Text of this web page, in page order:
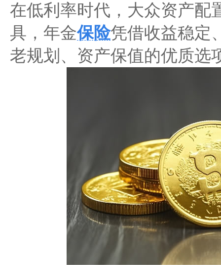
在低利率时代，大众资产配
具，年金保险凭借收益稳定
老规划、资产保值的优质选